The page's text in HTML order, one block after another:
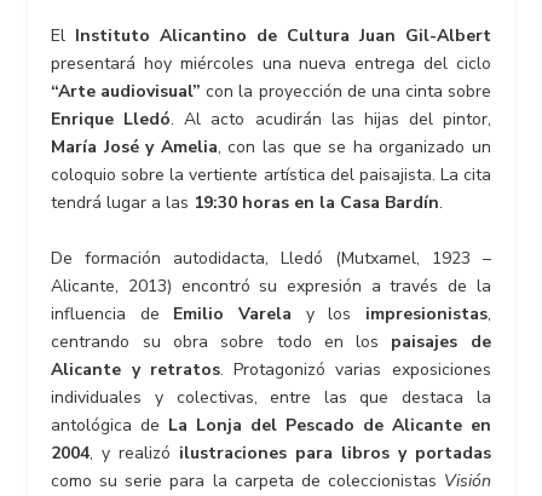
El Instituto Alicantino de Cultura Juan Gil-Albert
presentará hoy miércoles una nueva entrega del ciclo
“Arte audiovisual” con la proyección de una cinta sobre
Enrique Lledó. Al acto acudirán las hijas del pintor,
María José y Amelia, con las que se ha organizado un
coloquio sobre la vertiente artística del paisajista. La cita
tendrá lugar a las 19:30 horas en la Casa Bardín.
De formación autodidacta, Lledó (Mutxamel, 1923 –
Alicante, 2013) encontró su expresión a través de la
influencia de Emilio Varela y los impresionistas,
centrando su obra sobre todo en los paisajes de
Alicante y retratos. Protagonizó varias exposiciones
individuales y colectivas, entre las que destaca la
antológica de La Lonja del Pescado de Alicante en
2004, y realizó ilustraciones para libros y portadas
como su serie para la carpeta de coleccionistas Visión